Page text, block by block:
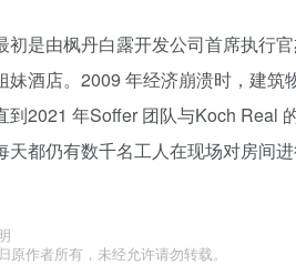
初是由枫丹白露开发公司首席执行
妹酒店。2009 年经济崩溃时，建
到2021 年Soffer 团队与Koch Real
天都仍有数千名工人在现场对房间
原作者所有，未经允许请勿转载。